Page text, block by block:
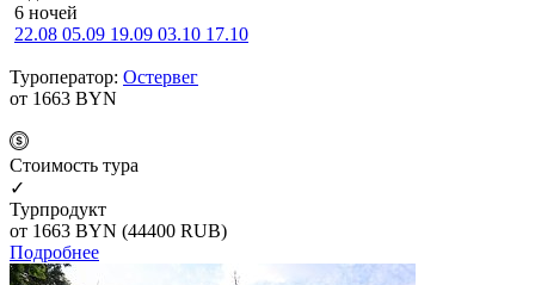
6 ночей
22.08 05.09 19.09 03.10 17.10
Туроператор: Остервег
от 1663 BYN
Cтоимость тура
✓
Турпродукт
от 1663 BYN (44400 RUB)
Подробнее